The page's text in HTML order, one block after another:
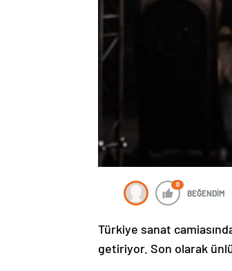
0
BEĞENDİM
Türkiye sanat
getiriyor. Son olarak